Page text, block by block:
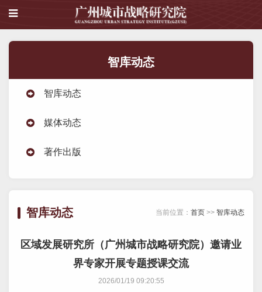
智库动态
智库动态
媒体动态
著作出版
智库动态 当前位置： 首页 >> 智库动态
区域发展研究所（广州城市战略研究院）邀请业
界专家开展专题授课交流
2026/01/19 09:20:55